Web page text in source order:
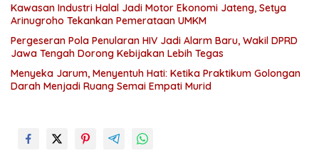
Kawasan Industri Halal Jadi Motor Ekonomi Jateng, Setya
Arinugroho Tekankan Pemerataan UMKM
Pergeseran Pola Penularan HIV Jadi Alarm Baru, Wakil DPRD
Jawa Tengah Dorong Kebijakan Lebih Tegas
Menyeka Jarum, Menyentuh Hati: Ketika Praktikum Golongan
Darah Menjadi Ruang Semai Empati Murid